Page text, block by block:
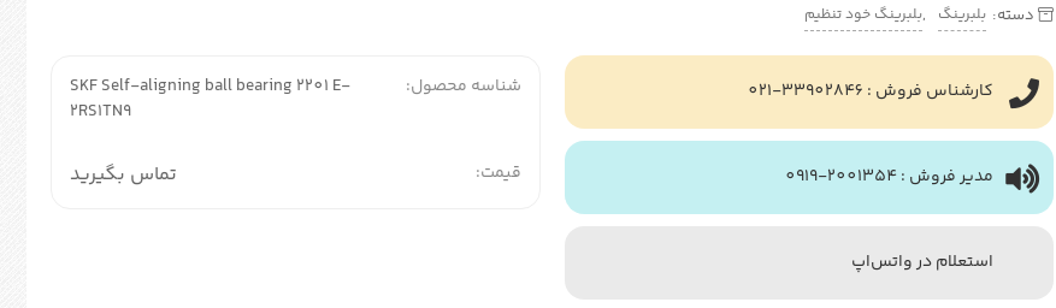
دسته: بلبرینگ ,بلبرینگ خود تنظیم
کارشناس فروش : 33902846-021
مدیر فروش : 2001354-0919
استعلام در واتس‌اپ
شناسه محصول:
SKF Self-aligning ball bearing 2201 E-
2RS1TN9
قیمت: تماس بگیرید